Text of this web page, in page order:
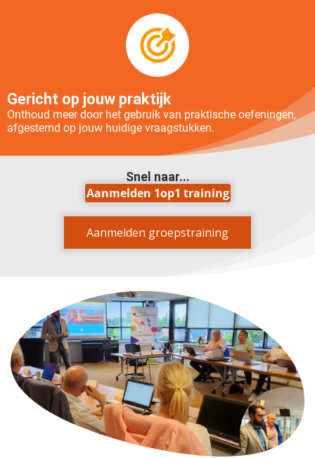
Gericht op jouw praktijk
Onthoud meer door het gebruik van praktische oefeningen,
afgestemd op jouw huidige vraagstukken.
Snel naar...
Aanmelden 1op1 training
Aanmelden groepstraining